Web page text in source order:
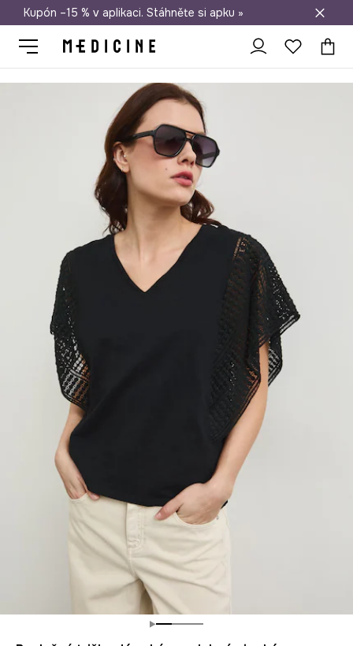
Doprava zdarma při nákupu nad 1 200 Kč
Kupón –15 % v aplikaci. Stáhněte si apku »